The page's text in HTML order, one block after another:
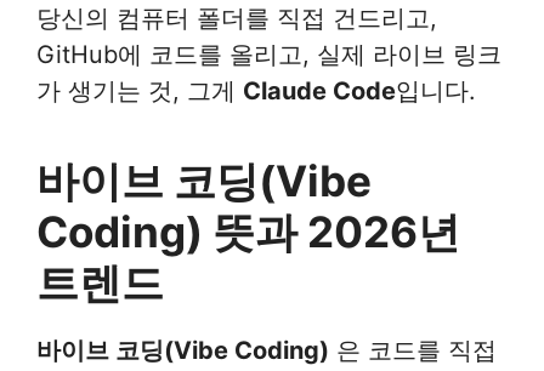
당신의 컴퓨터 폴더를 직접 건드리고,
GitHub에 코드를 올리고, 실제 라이브 링크
가 생기는 것, 그게 Claude Code입니다.
바이브 코딩(Vibe
Coding) 뜻과 2026년
트렌드
바이브 코딩(Vibe Coding) 은 코드를 직접